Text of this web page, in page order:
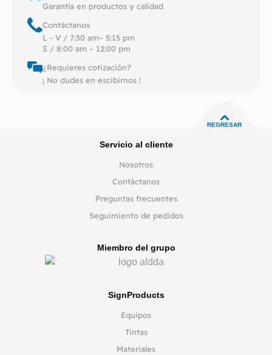
Garantía en productos y calidad
Contáctanos
L - V / 7:30 am– 5:15 pm
S / 8:00 am – 12:00 pm
¿Requieres cotización?
¡ No dudes en escibirnos !
REGRESAR
Servicio al cliente
Nosotros
Contáctanos
Preguntas frecuentes
Seguimiento de pedidos
Miembro del grupo
SignProducts
Equipos
Tintas
Materiales